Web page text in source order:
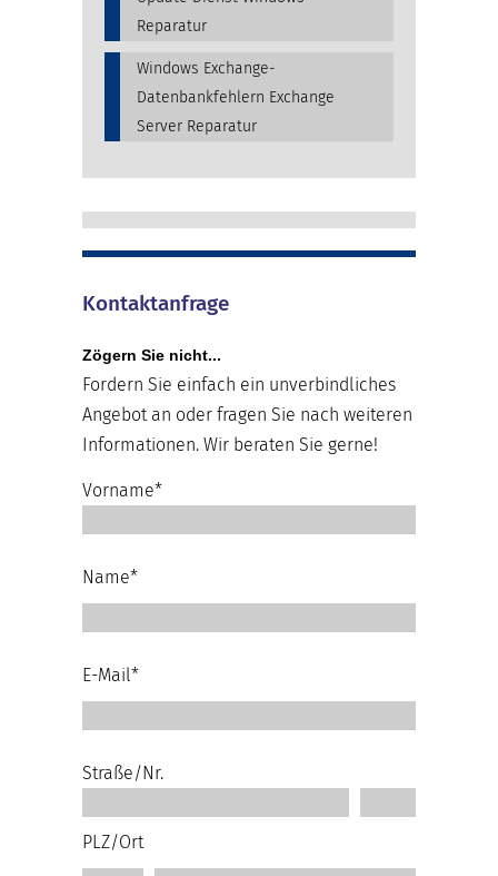
Reparatur
Windows Exchange-
Datenbankfehlern Exchange
Server Reparatur
Kontaktanfrage
Zögern Sie nicht...
Fordern Sie einfach ein unverbindliches
Angebot an oder fragen Sie nach weiteren
Informationen. Wir beraten Sie gerne!
Vorname*
Name*
E-Mail*
Straße/Nr.
PLZ/Ort